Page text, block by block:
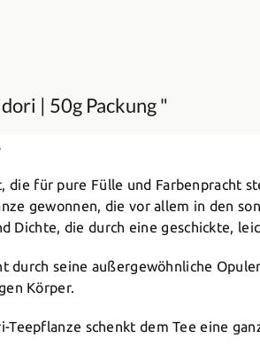
| 50g Packung "
für pure Fülle und Farbenpracht
gewonnen, die vor allem in den
Dichte, die durch eine geschickte,
durch seine außergewöhnliche
Körper.
Teepflanze schenkt dem Tee eine